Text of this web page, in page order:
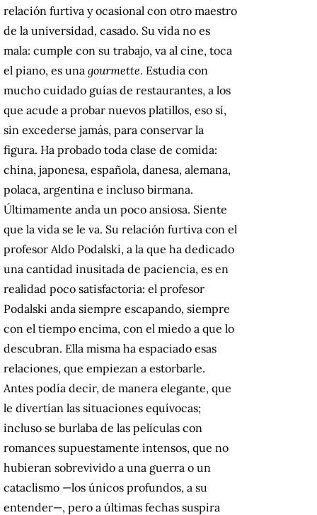
relación furtiva y ocasional con otro maestro
de la universidad, casado. Su vida no es
mala: cumple con su trabajo, va al cine, toca
el piano, es una gourmette. Estudia con
mucho cuidado guías de restaurantes, a los
que acude a probar nuevos platillos, eso sí,
sin excederse jamás, para conservar la
figura. Ha probado toda clase de comida:
china, japonesa, española, danesa, alemana,
polaca, argentina e incluso birmana.
Últimamente anda un poco ansiosa. Siente
que la vida se le va. Su relación furtiva con el
profesor Aldo Podalski, a la que ha dedicado
una cantidad inusitada de paciencia, es en
realidad poco satisfactoria: el profesor
Podalski anda siempre escapando, siempre
con el tiempo encima, con el miedo a que lo
descubran. Ella misma ha espaciado esas
relaciones, que empiezan a estorbarle.
Antes podía decir, de manera elegante, que
le divertían las situaciones equívocas;
incluso se burlaba de las películas con
romances supuestamente intensos, que no
hubieran sobrevivido a una guerra o un
cataclismo —los únicos profundos, a su
entender—, pero a últimas fechas suspira